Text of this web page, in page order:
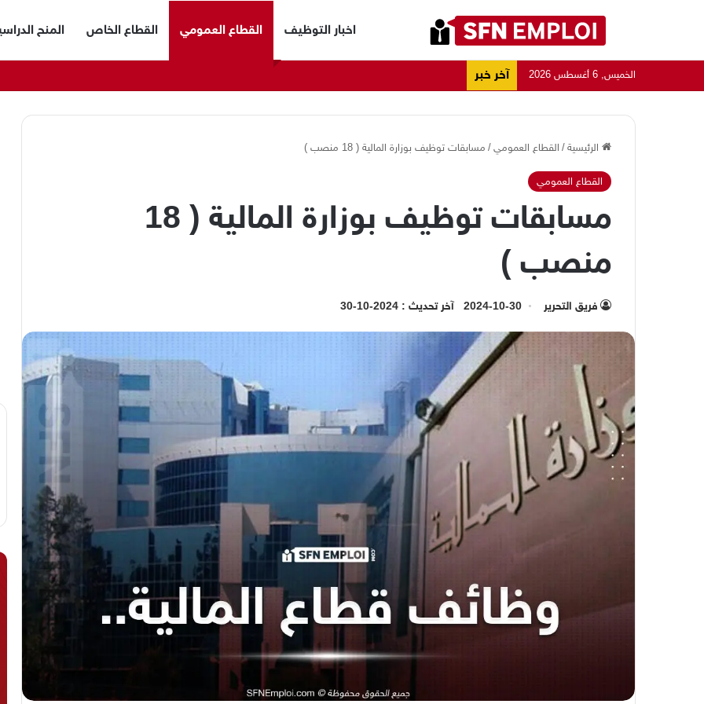
اخبار التوظيف القطاع العمومي القطاع الخاص المنح
الخميس, 6 أغسطس 2026 آخر خبر
الرئيسية/ القطاع العمومي/ مسابقات توظيف بوزارة المالية ( 18 منصب )
القطاع العمومي
مسابقات توظيف بوزارة المالية ( 18
منصب )
فريق التحرير 2024-10-30 آخر تحديث : 2024-10-30